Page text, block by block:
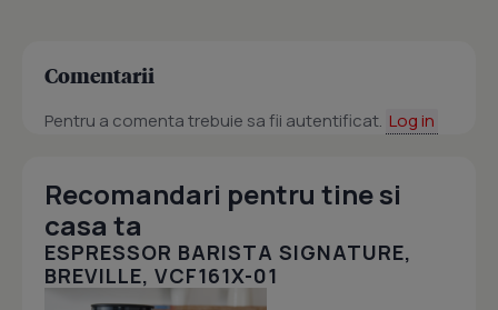
Comentarii
Pentru a comenta trebuie sa fii autentificat. Log in
Recomandari pentru tine si
casa ta
ESPRESSOR BARISTA SIGNATURE,
BREVILLE, VCF161X-01